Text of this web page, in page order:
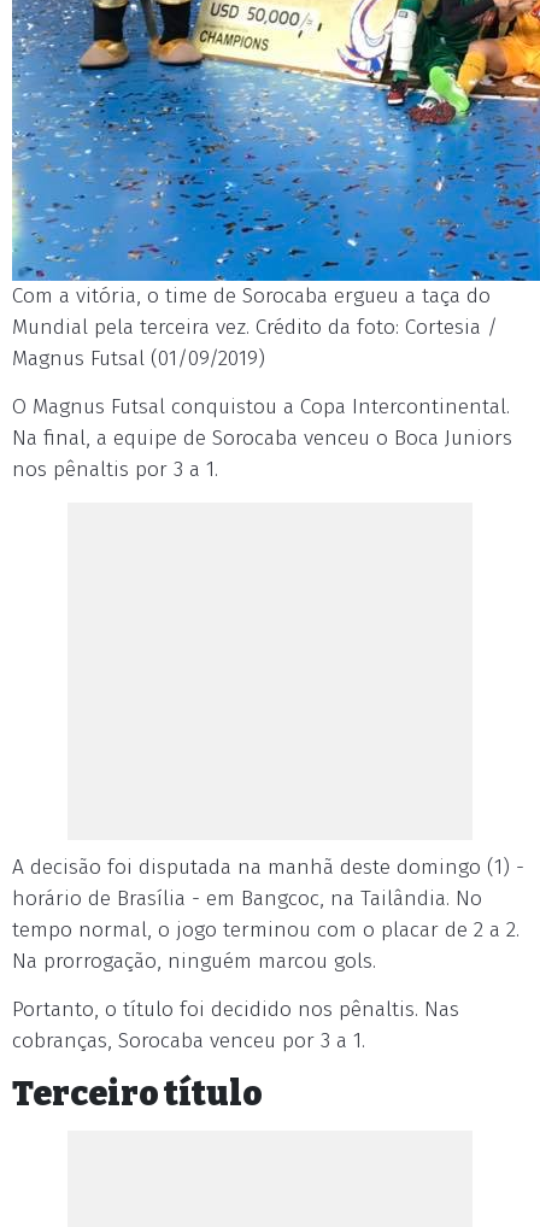
Com a vitória, o time de Sorocaba ergueu a taça do
Mundial pela terceira vez. Crédito da foto: Cortesia /
Magnus Futsal (01/09/2019)
O Magnus Futsal conquistou a Copa Intercontinental.
Na final, a equipe de Sorocaba venceu o Boca Juniors
nos pênaltis por 3 a 1.
A decisão foi disputada na manhã deste domingo (1) -
horário de Brasília - em Bangcoc, na Tailândia. No
tempo normal, o jogo terminou com o placar de 2 a 2.
Na prorrogação, ninguém marcou gols.
Portanto, o título foi decidido nos pênaltis. Nas
cobranças, Sorocaba venceu por 3 a 1.
Terceiro título